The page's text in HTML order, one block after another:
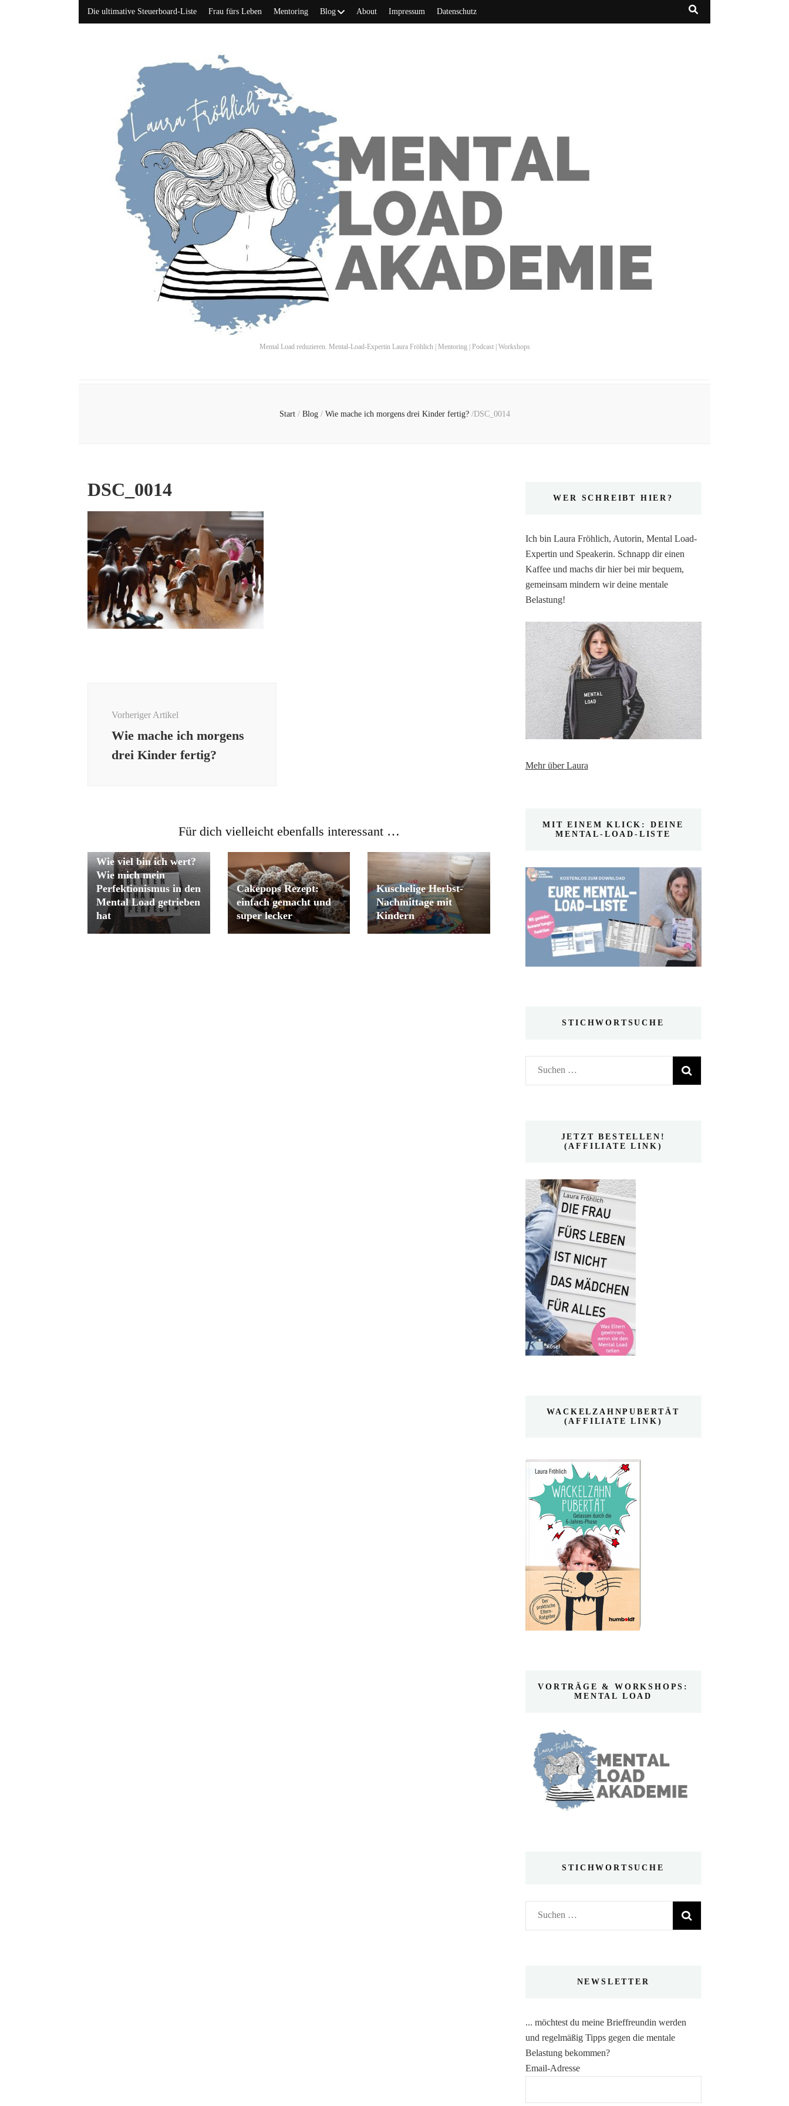
Die ultimative Steuerboard-Liste Frau fürs Leben Mentoring Blog About Impressum Datenschutz
Mental Load reduzieren. Mental-Load-Expertin Laura Fröhlich | Mentoring | Podcast | Workshops
Start / Blog / Wie mache ich morgens drei Kinder fertig? /DSC_0014
DSC_0014
Vorheriger Artikel
Wie mache ich morgens
drei Kinder fertig?
Für dich vielleicht ebenfalls interessant …
Wie viel bin ich wert?
Wie mich mein
Perfektionismus in den
Mental Load getrieben
hat
Cakepops Rezept:
einfach gemacht und
super lecker
Kuschelige Herbst-
Nachmittage mit
Kindern
WER SCHREIBT HIER?
Ich bin Laura Fröhlich, Autorin, Mental Load-
Expertin und Speakerin. Schnapp dir einen
Kaffee und machs dir hier bei mir bequem,
gemeinsam mindern wir deine mentale
Belastung!
Mehr über Laura
MIT EINEM KLICK: DEINE
MENTAL-LOAD-LISTE
STICHWORTSUCHE
Suchen
nach:
JETZT BESTELLEN!
(AFFILIATE LINK)
WACKELZAHNPUBERTÄT
(AFFILIATE LINK)
VORTRÄGE & WORKSHOPS:
MENTAL LOAD
STICHWORTSUCHE
Suchen
nach:
NEWSLETTER
... möchtest du meine Brieffreundin werden
und regelmäßig Tipps gegen die mentale
Belastung bekommen?
Email-Adresse